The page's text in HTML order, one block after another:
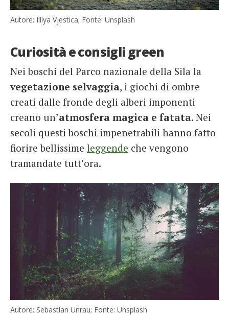
Autore: Illiya Vjestica; Fonte: Unsplash
Curiosità e consigli green
Nei boschi del Parco nazionale della Sila la
vegetazione selvaggia, i giochi di ombre
creati dalle fronde degli alberi imponenti
creano un’atmosfera magica e fatata. Nei
secoli questi boschi impenetrabili hanno fatto
fiorire bellissime leggende che vengono
tramandate tutt’ora.
Autore: Sebastian Unrau; Fonte: Unsplash